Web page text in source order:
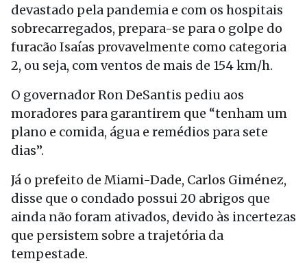
devastado pela pandemia e com os hospitais
sobrecarregados, prepara-se para o golpe do
furacão Isaías provavelmente como categoria
2, ou seja, com ventos de mais de 154 km/h.
O governador Ron DeSantis pediu aos
moradores para garantirem que “tenham um
plano e comida, água e remédios para sete
dias”.
Já o prefeito de Miami-Dade, Carlos Giménez,
disse que o condado possui 20 abrigos que
ainda não foram ativados, devido às incertezas
que persistem sobre a trajetória da
tempestade.